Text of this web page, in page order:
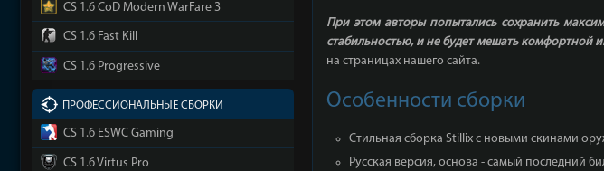
При этом авторы попытались сохранить
стабильностью, и не будет мешать комфортной
на страницах нашего сайта.
Особенности сборки
Стильная сборка Stillix с новыми скинами
Русская версия, основа - самый последний
CS 1.6 CoD Modern WarFare 3
CS 1.6 Fast Kill
CS 1.6 Progressive
ПРОФЕССИОНАЛЬНЫЕ СБОРКИ
CS 1.6 ESWC Gaming
CS 1.6 Virtus Pro